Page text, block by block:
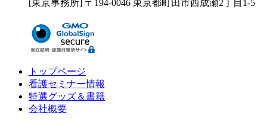
[東京事務所] 〒194-0046 東京都町田市西成瀬2丁目1-5
トップページ
看護セミナー情報
特選グッズ＆書籍
会社概要